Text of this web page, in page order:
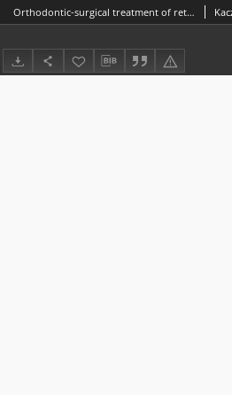
Orthodontic-surgical treatment of retained tooth 47